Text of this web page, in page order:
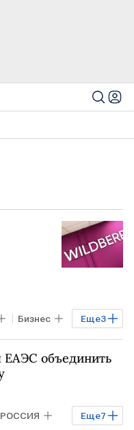
Еще3
Бизнес
объединить
Еще7
РОССИЯ